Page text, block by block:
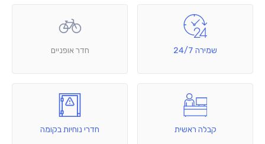
שמירה 24/7 חדר אופניים
קבלה ראשית חדרי נוחיות בקומה